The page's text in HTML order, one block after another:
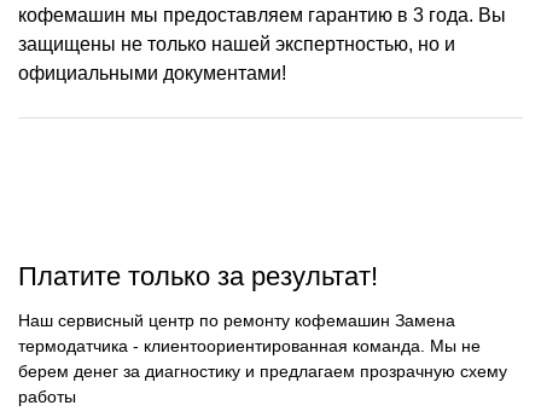
кофемашин мы предоставляем гарантию в 3 года. Вы
защищены не только нашей экспертностью, но и
официальными документами!
Платите только за результат!
Наш сервисный центр по ремонту кофемашин Замена
термодатчика - клиентоориентированная команда. Мы не
берем денег за диагностику и предлагаем прозрачную схему
работы